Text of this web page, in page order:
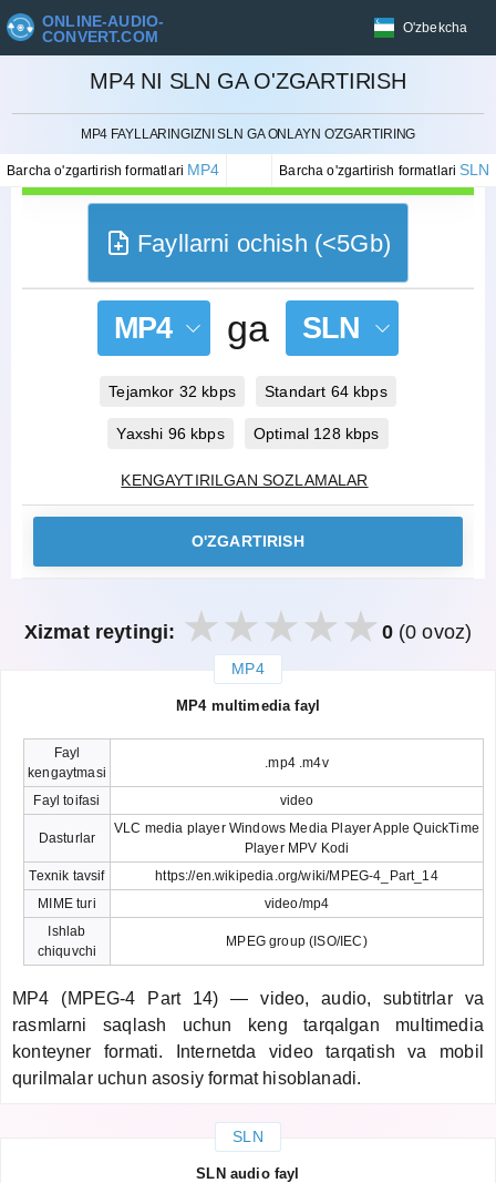
ONLINE-AUDIO-
CONVERT.COM
O'zbekcha
MP4 NI SLN GA O'ZGARTIRISH
MP4 FAYLLARINGIZNI SLN GA ONLAYN O'ZGARTIRING
Barcha o'zgartirish formatlari MP4 Barcha o'zgartirish formatlari SLN
BEKOR QILISH
Fayllarni ochish (<5Gb)
MP4 ga SLN
Tejamkor 32 kbps Standart 64 kbps
Yaxshi 96 kbps Optimal 128 kbps
KENGAYTIRILGAN SOZLAMALAR
O'ZGARTIRISH
Xizmat reytingi: 0(0 ovoz)
MP4
MP4 multimedia fayl
Fayl
kengaytmasi
.mp4 .m4v
Fayl toifasi video
Dasturlar
VLC media player Windows Media Player Apple QuickTime
Player MPV Kodi
Texnik tavsif
https://en.wikipedia.org/wiki/MPEG-4_Part_14
MIME turi
video/mp4
Ishlab
chiquvchi
MPEG group (ISO/IEC)
MP4 (MPEG-4 Part 14) — video, audio, subtitrlar va
rasmlarni saqlash uchun keng tarqalgan multimedia
konteyner formati. Internetda video tarqatish va mobil
qurilmalar uchun asosiy format hisoblanadi.
SLN
SLN audio fayl